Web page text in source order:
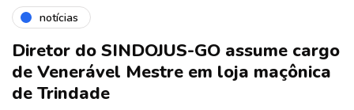
notícias
Diretor do SINDOJUS-GO assume cargo
de Venerável Mestre em loja maçônica
de Trindade